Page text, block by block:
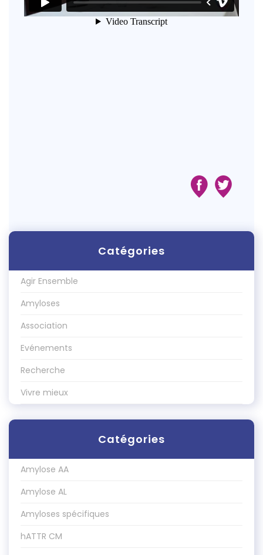
Catégories
Agir Ensemble
Amyloses
Association
Evénements
Recherche
Vivre mieux
Catégories
Amylose AA
Amylose AL
Amyloses spécifiques
hATTR CM